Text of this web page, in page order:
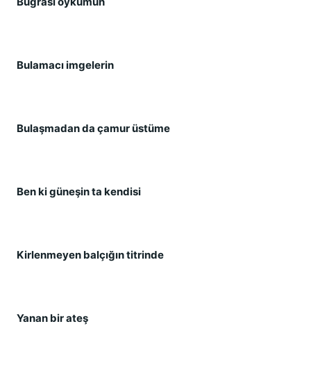
Bulamacı imgelerin
Bulaşmadan da çamur üstüme
Ben ki güneşin ta kendisi
Kirlenmeyen balçığın titrinde
Yanan bir ateş